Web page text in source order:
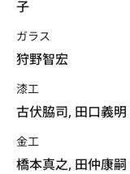
子
ガラス
狩野智宏
漆工
古伏脇司, 田口義明
金工
橋本真之, 田仲康嗣